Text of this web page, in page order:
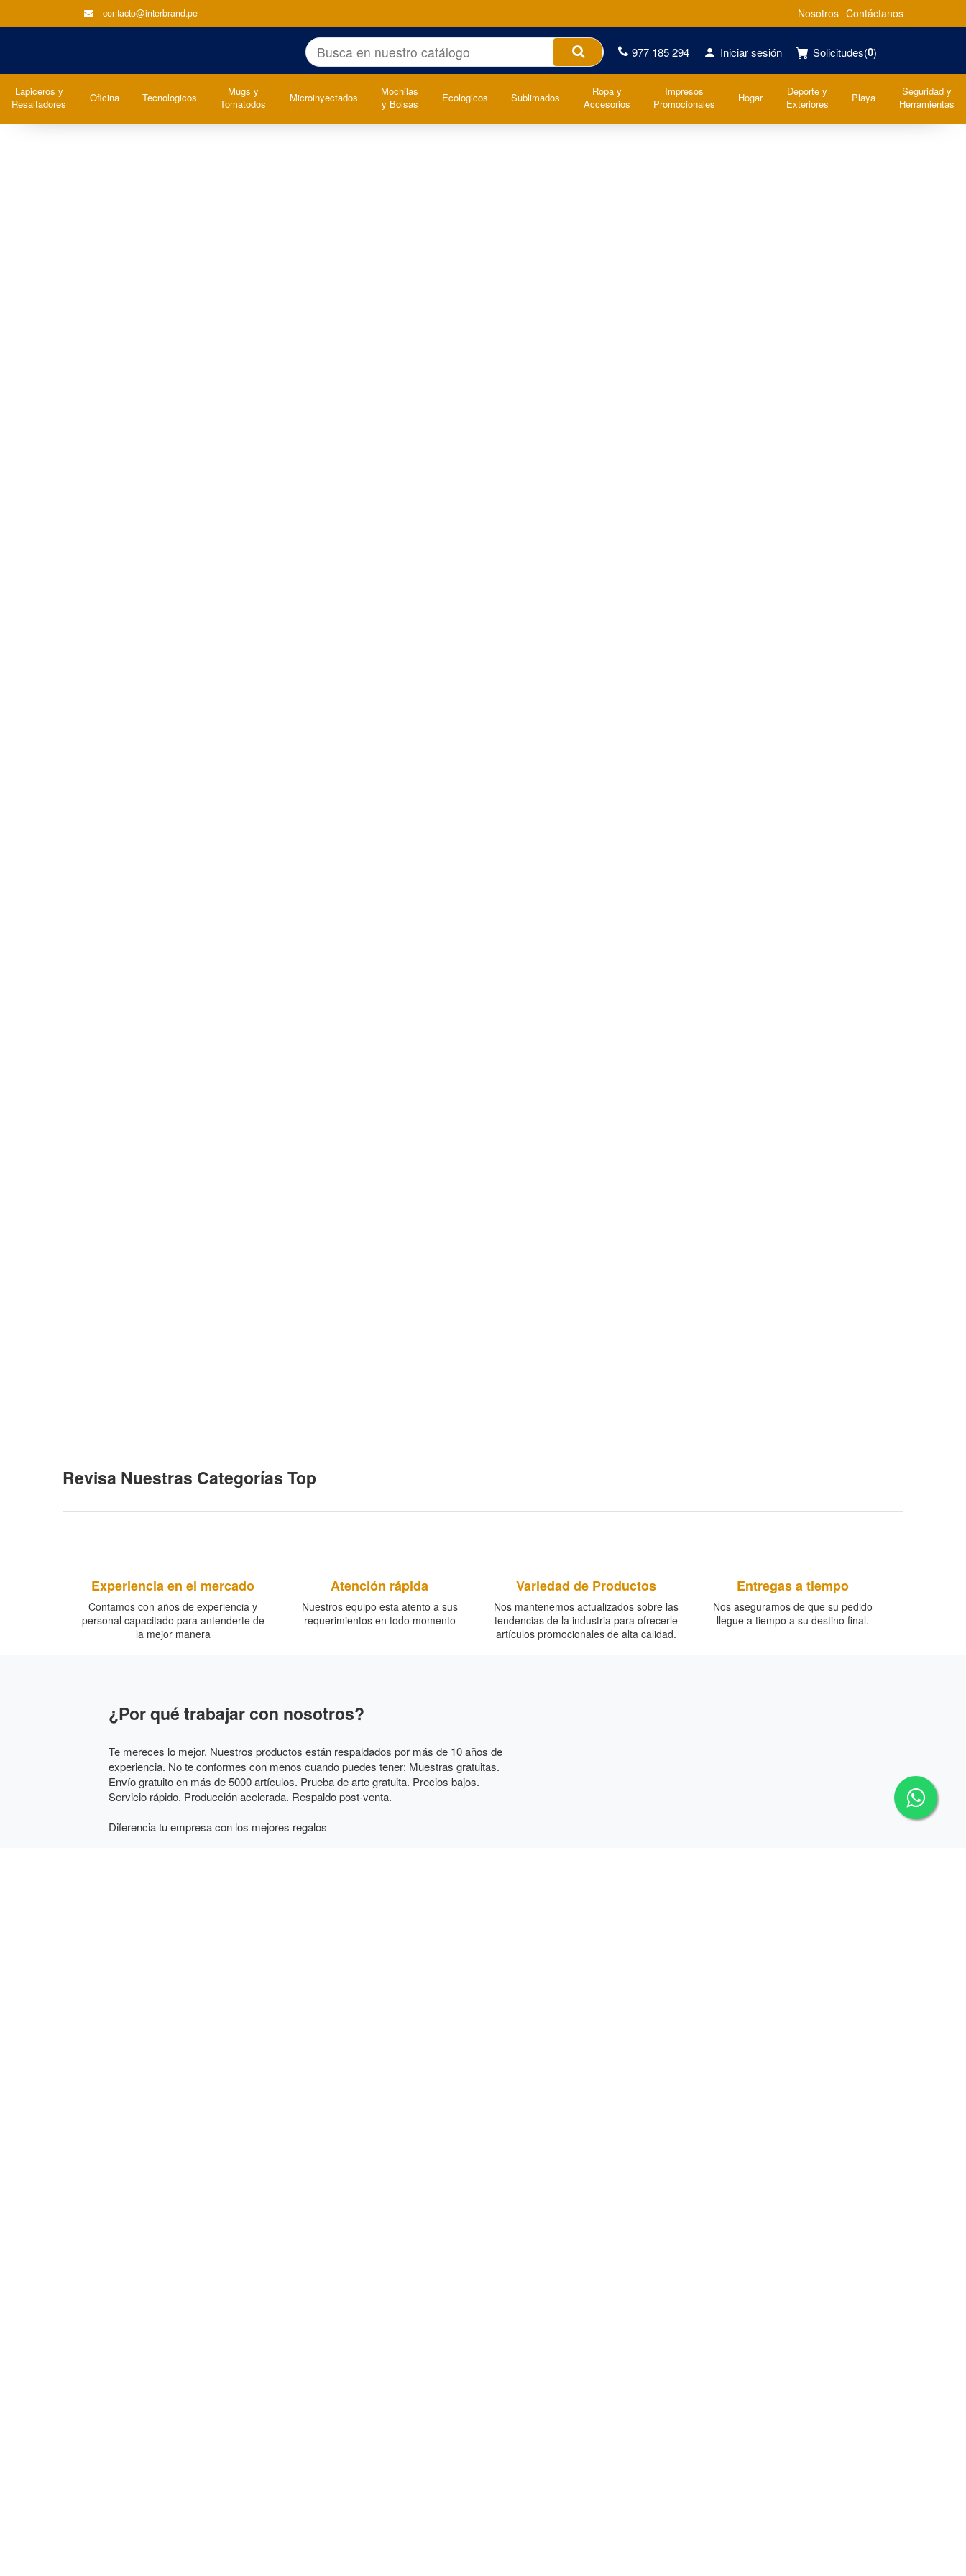
contacto@interbrand.pe Nosotros Contáctanos
977 185 294 Iniciar sesión Solicitudes(0)
Lapiceros y
Resaltadores
Oficina Tecnologicos
Mugs y
Tomatodos
Microinyectados
Mochilas
y Bolsas
Ecologicos Sublimados
Ropa y
Accesorios
Impresos
Promocionales
Hogar
Deporte y
Exteriores
Playa
Seguridad y
Herramientas
Revisa Nuestras Categorías Top
Experiencia en el mercado
Contamos con años de experiencia y
personal capacitado para antenderte de
la mejor manera
Atención rápida
Nuestros equipo esta atento a sus
requerimientos en todo momento
Variedad de Productos
Nos mantenemos actualizados sobre las
tendencias de la industria para ofrecerle
artículos promocionales de alta calidad.
Entregas a tiempo
Nos aseguramos de que su pedido
llegue a tiempo a su destino final.
¿Por qué trabajar con nosotros?
Te mereces lo mejor. Nuestros productos están respaldados por más de 10 años de
experiencia. No te conformes con menos cuando puedes tener: Muestras gratuitas.
Envío gratuito en más de 5000 artículos. Prueba de arte gratuita. Precios bajos.
Servicio rápido. Producción acelerada. Respaldo post-venta.
Diferencia tu empresa con los mejores regalos